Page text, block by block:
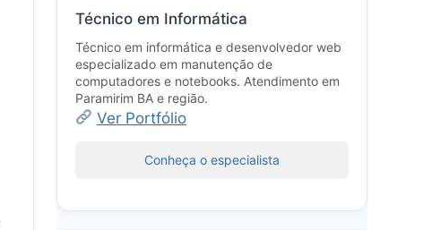
Técnico em Informática
Técnico em informática e desenvolvedor web
especializado em manutenção de
computadores e notebooks. Atendimento em
Paramirim BA e região.
Ver Portfólio
Conheça o especialista